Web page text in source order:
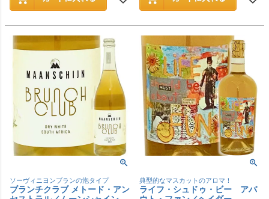
ソーヴィニヨンブランの泡タイプ
ブランチクラブ メトード・アン
典型的なマスカットのアロマ！
ライフ・シュドゥ・ビー アバ